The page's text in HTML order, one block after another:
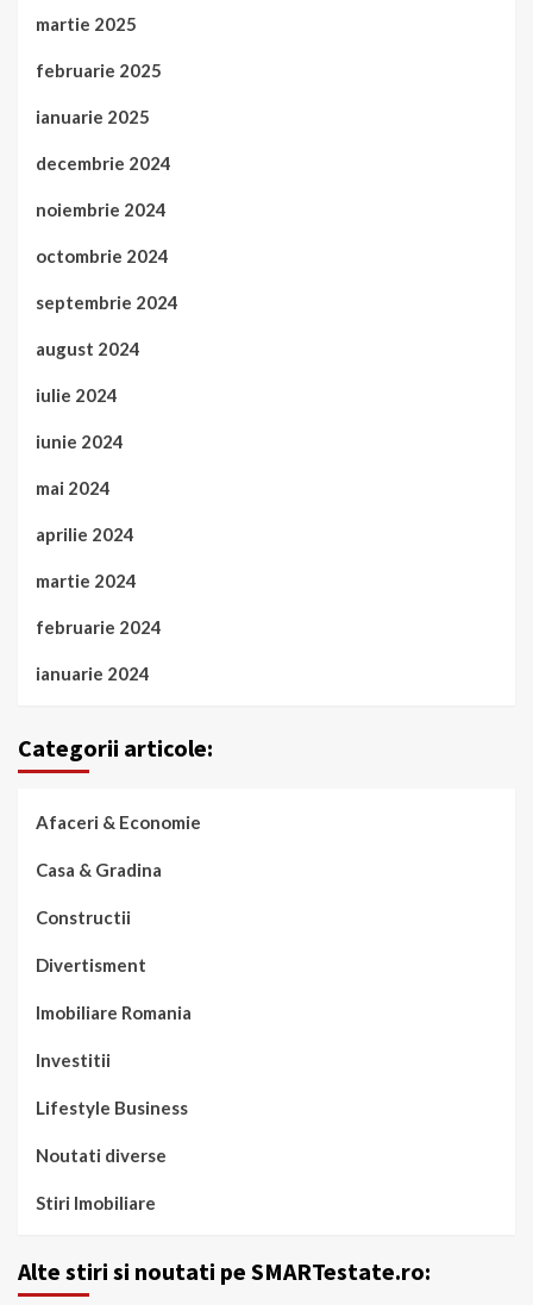
martie 2025
februarie 2025
ianuarie 2025
decembrie 2024
noiembrie 2024
octombrie 2024
septembrie 2024
august 2024
iulie 2024
iunie 2024
mai 2024
aprilie 2024
martie 2024
februarie 2024
ianuarie 2024
Categorii articole:
Afaceri & Economie
Casa & Gradina
Constructii
Divertisment
Imobiliare Romania
Investitii
Lifestyle Business
Noutati diverse
Stiri Imobiliare
Alte stiri si noutati pe SMARTestate.ro: